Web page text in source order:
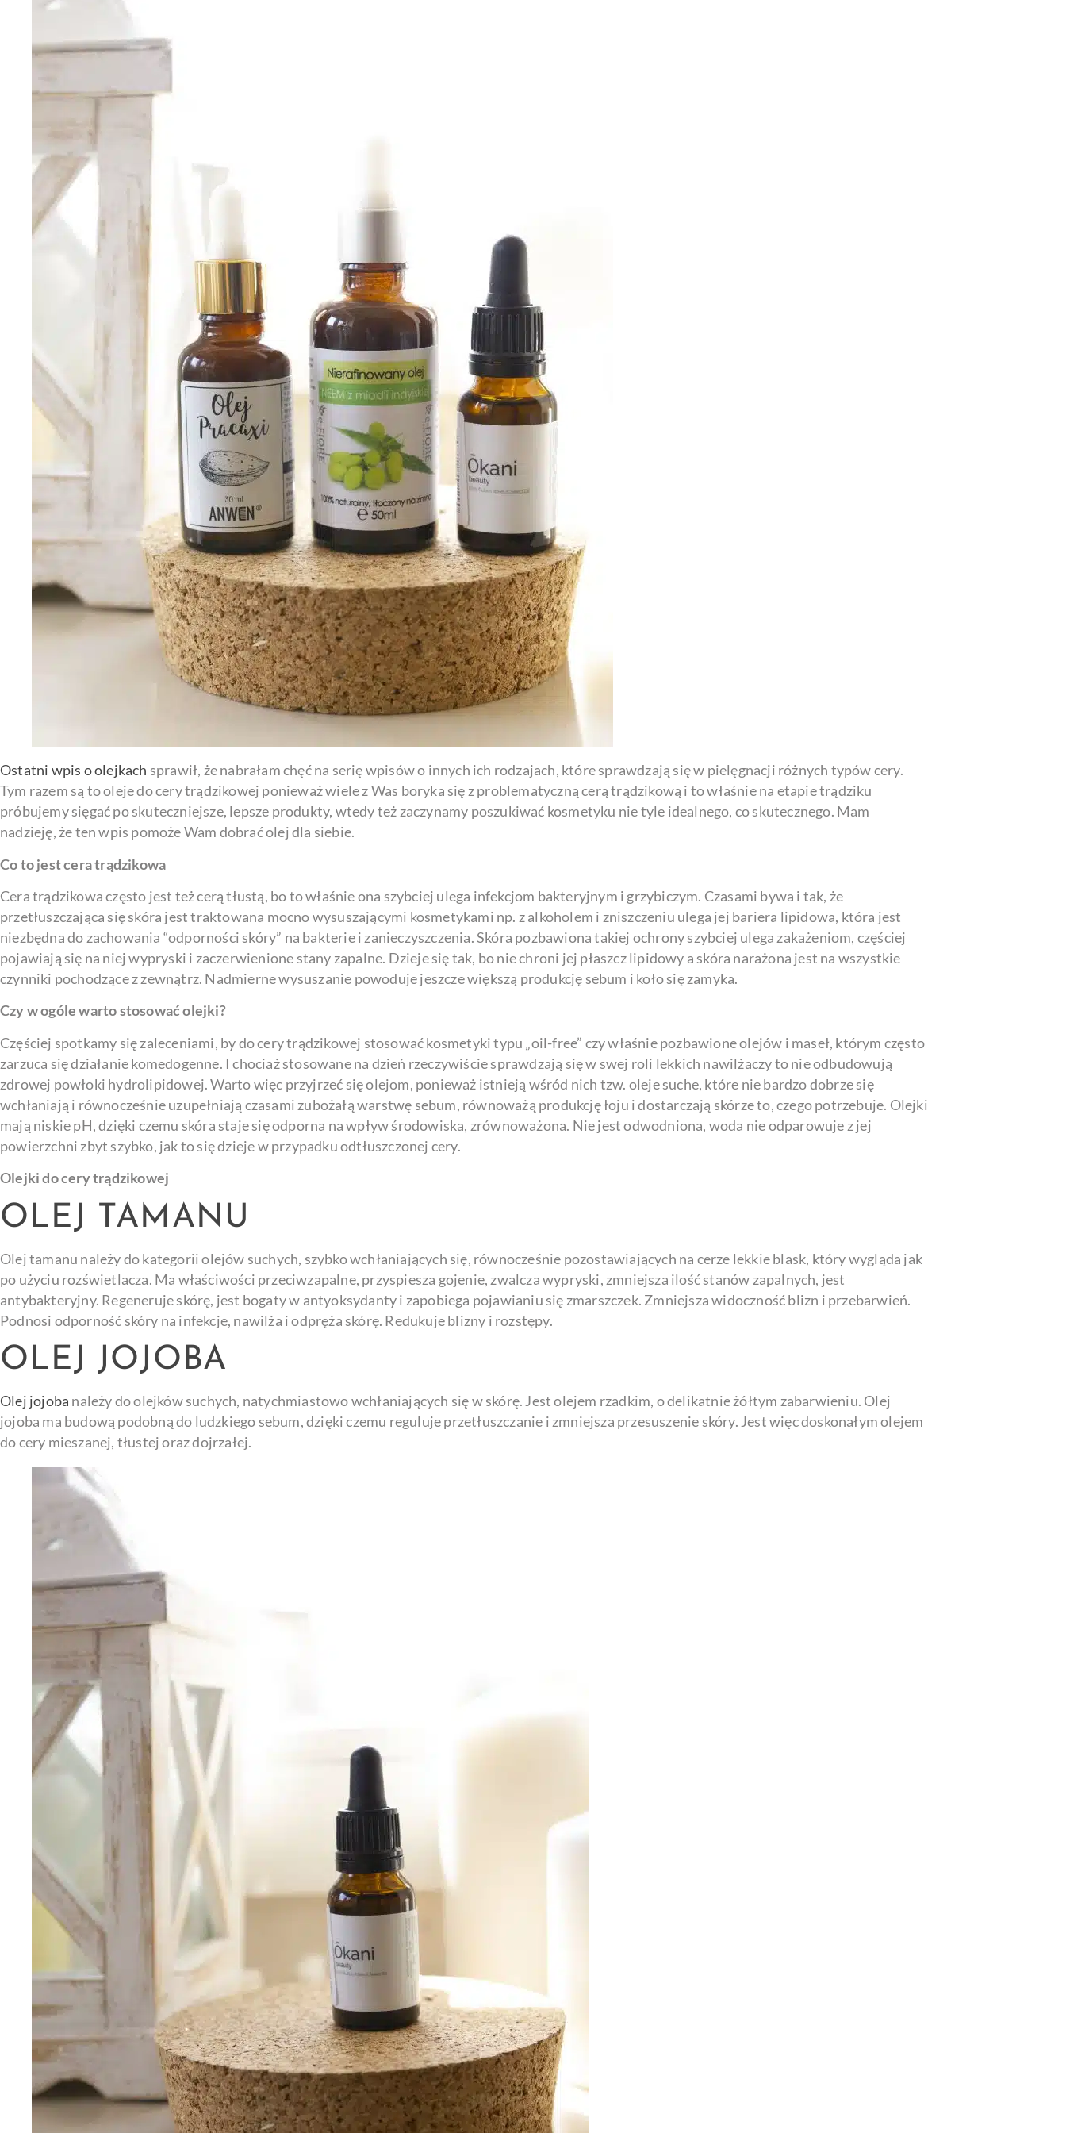
Ostatni wpis o olejkach sprawił, że nabrałam chęć na serię wpisów o innych ich rodzajach, które sprawdzają się w pielęgnacji różnych typów cery.
Tym razem są to oleje do cery trądzikowej ponieważ wiele z Was boryka się z problematyczną cerą trądzikową i to właśnie na etapie trądziku
próbujemy sięgać po skuteczniejsze, lepsze produkty, wtedy też zaczynamy poszukiwać kosmetyku nie tyle idealnego, co skutecznego. Mam
nadzieję, że ten wpis pomoże Wam dobrać olej dla siebie.
Co to jest cera trądzikowa
Cera trądzikowa często jest też cerą tłustą, bo to właśnie ona szybciej ulega infekcjom bakteryjnym i grzybiczym. Czasami bywa i tak, że
przetłuszczająca się skóra jest traktowana mocno wysuszającymi kosmetykami np. z alkoholem i zniszczeniu ulega jej bariera lipidowa, która jest
niezbędna do zachowania “odporności skóry” na bakterie i zanieczyszczenia. Skóra pozbawiona takiej ochrony szybciej ulega zakażeniom, częściej
pojawiają się na niej wypryski i zaczerwienione stany zapalne. Dzieje się tak, bo nie chroni jej płaszcz lipidowy a skóra narażona jest na wszystkie
czynniki pochodzące z zewnątrz. Nadmierne wysuszanie powoduje jeszcze większą produkcję sebum i koło się zamyka.
Czy w ogóle warto stosować olejki?
Częściej spotkamy się zaleceniami, by do cery trądzikowej stosować kosmetyki typu „oil-free” czy właśnie pozbawione olejów i maseł, którym często
zarzuca się działanie komedogenne. I chociaż stosowane na dzień rzeczywiście sprawdzają się w swej roli lekkich nawilżaczy to nie odbudowują
zdrowej powłoki hydrolipidowej. Warto więc przyjrzeć się olejom, ponieważ istnieją wśród nich tzw. oleje suche, które nie bardzo dobrze się
wchłaniają i równocześnie uzupełniają czasami zubożałą warstwę sebum, równoważą produkcję łoju i dostarczają skórze to, czego potrzebuje. Olejki
mają niskie pH, dzięki czemu skóra staje się odporna na wpływ środowiska, zrównoważona. Nie jest odwodniona, woda nie odparowuje z jej
powierzchni zbyt szybko, jak to się dzieje w przypadku odtłuszczonej cery.
Olejki do cery trądzikowej
OLEJ TAMANU
Olej tamanu należy do kategorii olejów suchych, szybko wchłaniających się, równocześnie pozostawiających na cerze lekkie blask, który wygląda jak
po użyciu rozświetlacza. Ma właściwości przeciwzapalne, przyspiesza gojenie, zwalcza wypryski, zmniejsza ilość stanów zapalnych, jest
antybakteryjny. Regeneruje skórę, jest bogaty w antyoksydanty i zapobiega pojawianiu się zmarszczek. Zmniejsza widoczność blizn i przebarwień.
Podnosi odporność skóry na infekcje, nawilża i odpręża skórę. Redukuje blizny i rozstępy.
OLEJ JOJOBA
Olej jojoba należy do olejków suchych, natychmiastowo wchłaniających się w skórę. Jest olejem rzadkim, o delikatnie żółtym zabarwieniu. Olej
jojoba ma budową podobną do ludzkiego sebum, dzięki czemu reguluje przetłuszczanie i zmniejsza przesuszenie skóry. Jest więc doskonałym olejem
do cery mieszanej, tłustej oraz dojrzałej.